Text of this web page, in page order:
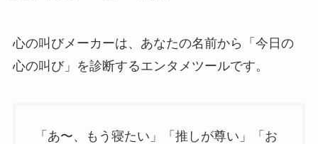
心の叫びメーカーは、あなたの名前から「今日の
心の叫び」を診断するエンタメツールです。
「あ〜、もう寝たい」「推しが尊い」「お